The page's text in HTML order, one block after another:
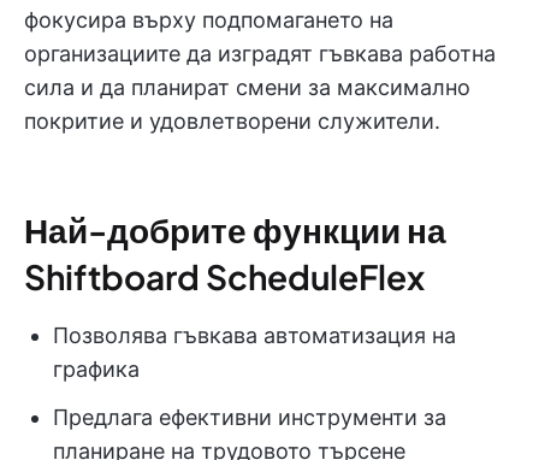
фокусира върху подпомагането на
организациите да изградят гъвкава работна
сила и да планират смени за максимално
покритие и удовлетворени служители.
Най-добрите функции на
Shiftboard ScheduleFlex
Позволява гъвкава автоматизация на
графика
Предлага ефективни инструменти за
планиране на трудовото търсене